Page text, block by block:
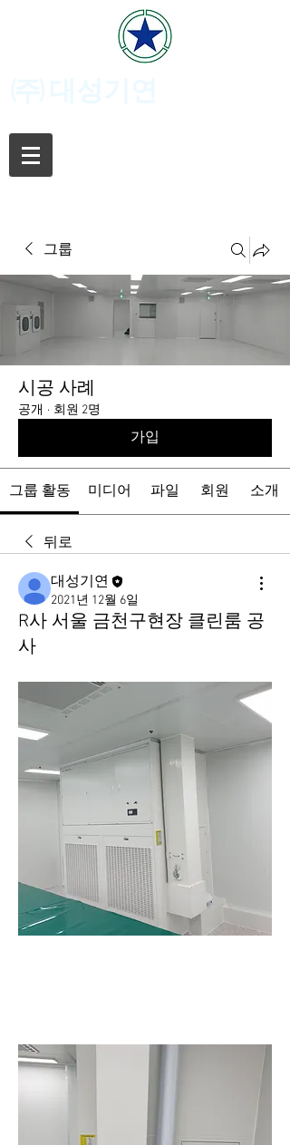
그룹
시공 사례
공개 · 회원 2명
가입
그룹 활동 미디어 파일 회원 소개
뒤로
대성기연
2021년 12월 6일
R사 서울 금천구현장 클린룸 공
사